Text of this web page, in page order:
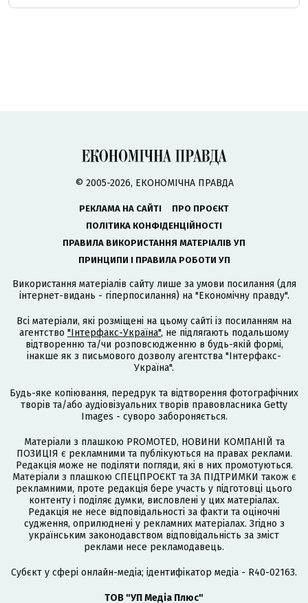
© 2005-2026, ЕКОНОМІЧНА ПРАВДА
РЕКЛАМА НА САЙТІ
ПРО ПРОЄКТ
ПОЛІТИКА КОНФІДЕНЦІЙНОСТІ
ПРАВИЛА ВИКОРИСТАННЯ МАТЕРІАЛІВ УП
ПРИНЦИПИ І ПРАВИЛА РОБОТИ УП
Використання матеріалів сайту лише за умови посилання (для
інтернет-видань - гіперпосилання) на "Економічну правду".
Всі матеріали, які розміщені на цьому сайті із посиланням на
агентство "Інтерфакс-Україна", не підлягають подальшому
відтворенню та/чи розповсюдженню в будь-якій формі,
інакше як з письмового дозволу агентства "Інтерфакс-
Україна".
Будь-яке копіювання, передрук та відтворення фотографічних
творів та/або аудіовізуальних творів правовласника Getty
Images - суворо забороняється.
Матеріали з плашкою PROMOTED, НОВИНИ КОМПАНІЙ та
ПОЗИЦІЯ є рекламними та публікуються на правах реклами.
Редакція може не поділяти погляди, які в них промотуються.
Матеріали з плашкою СПЕЦПРОЄКТ та ЗА ПІДТРИМКИ також є
рекламними, проте редакція бере участь у підготовці цього
контенту і поділяє думки, висловлені у цих матеріалах.
Редакція не несе відповідальності за факти та оціночні
судження, оприлюднені у рекламних матеріалах. Згідно з
українським законодавством відповідальність за зміст
реклами несе рекламодавець.
Cубєкт у сфері онлайн-медіа; ідентифікатор медіа - R40-02163.
ТОВ "УП Медіа Плюс"